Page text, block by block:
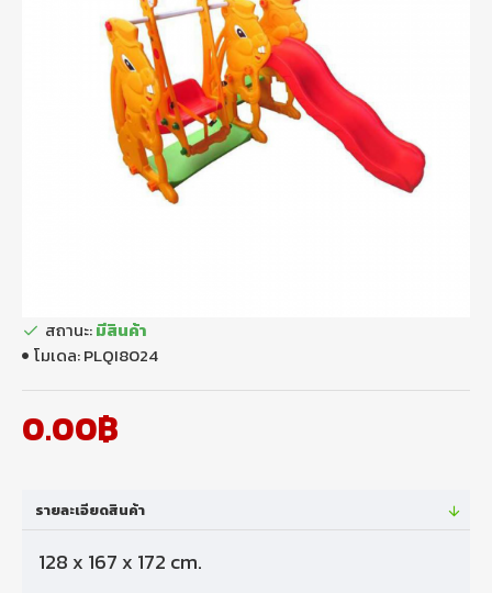
0.00฿
สถานะ:มีสินค้า
โมเดล:PLQI8024
รายละเอียดสินค้า
128 x 167 x 172 cm.